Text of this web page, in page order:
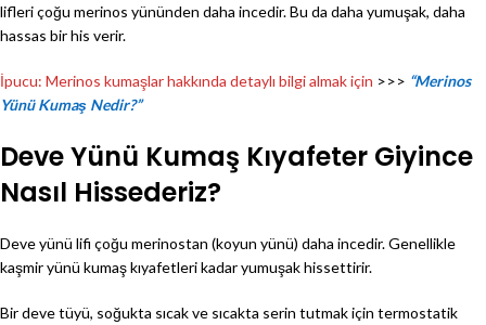
lifleri çoğu merinos yününden daha incedir. Bu da daha yumuşak, daha
hassas bir his verir.
İpucu: Merinos kumaşlar hakkında detaylı bilgi almak için >>> “Merinos
Yünü Kumaş Nedir?”
Deve Yünü Kumaş Kıyafeter Giyince
Nasıl Hissederiz?
Deve yünü lifi çoğu merinostan (koyun yünü) daha incedir. Genellikle
kaşmir yünü kumaş kıyafetleri kadar yumuşak hissettirir.
Bir deve tüyü, soğukta sıcak ve sıcakta serin tutmak için termostatik